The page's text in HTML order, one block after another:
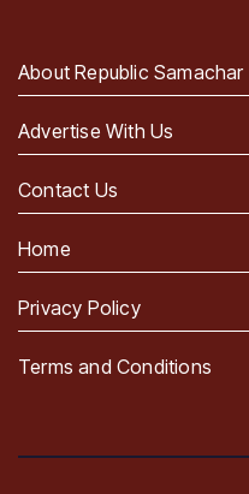
About Republic Samachar
Advertise With Us
Contact Us
Home
Privacy Policy
Terms and Conditions